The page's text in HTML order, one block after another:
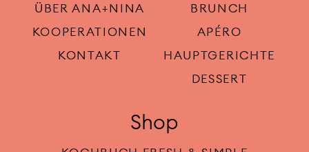
ÜBER ANA+NINA
KOOPERATIONEN
KONTAKT
BRUNCH
APÉRO
HAUPTGERICHTE
DESSERT
Shop